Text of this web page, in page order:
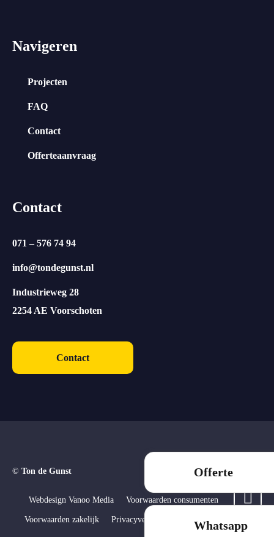
Navigeren
Projecten
FAQ
Contact
Offerteaanvraag
Contact
071 – 576 74 94
info@tondegunst.nl
Industrieweg 28
2254 AE Voorschoten
Contact
Offerte
Whatsapp
© Ton de Gunst
Webdesign Vanoo Media Voorwaarden consumenten
Voorwaarden zakelijk Privacyverklaring Sitemap